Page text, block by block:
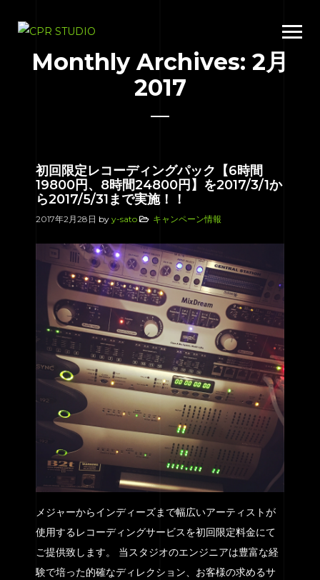
Monthly Archives: 2月
2017
初回限定レコーディングパック【6時間
19800円、8時間24800円】を2017/3/1か
ら2017/5/31まで実施！！
2017年2月28日 by y-sato キャンペーン情報
メジャーからインディーズまで幅広いアーティストが
使用するレコーディングサービスを初回限定料金にて
ご提供致します。 当スタジオのエンジニアは豊富な経
験で培った的確なディレクション、お客様の求めるサ